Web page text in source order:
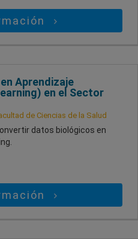
Aprendizaje
en el Sector
de Ciencias de la Salud
datos biológicos en